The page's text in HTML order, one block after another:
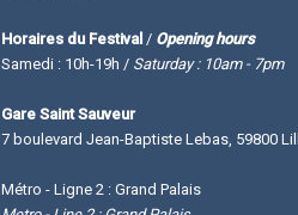
Horaires du Festival / Opening hours
Samedi : 10h-19h /Saturday : 10am - 7pm
Gare Saint Sauveur
7 boulevard Jean-Baptiste Lebas, 59800
Métro - Ligne 2 : Grand Palais